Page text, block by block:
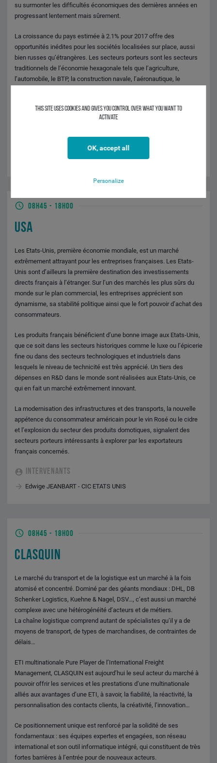
su surmonter les difficultés économiques des dernières années en
progressant lentement mais sûrement.
La croissance du pays estimée à 2.1% pour 2017 offre des
opportunités inédites pour les sociétés localisées sur place, aussi
bien russes qu’étrangères. Les secteurs porteurs sont les secteurs
traditionnels de l’économie hexagonale tels que l’agriculture,
l’automobile, le BTP, la construction navale, l’aéronautique, le
Les sociétés françaises sont les premières à avoir tiré profit de cette
situation en faisant progresser les échanges économiques et
08H45 - 18H00
USA
Les Etats-Unis, première économie mondiale, est un marché
extrêmement attrayant pour les entreprises françaises. Les Etats-
Unis sont d’ailleurs la première destination des investissements
directs français à l’étranger. Sur l’un des marchés les plus sûrs du
monde sur le plan commercial, les entreprises apprécient son
dynamisme, sa stabilité politique ainsi que le fort pouvoir d’achat des
consommateurs.
Les produits français bénéficient d’une bonne image aux Etats-Unis,
que ce soit dans les secteurs historiques comme le luxe ou l’épicerie
fine ou dans des secteurs technologiques et industriels dans
lesquels le niveau de technicité est très apprécié. Un tiers des
dépenses en R&D dans le monde sont réalisées aux Etats-Unis, ce
qui en fait un marché extrêmement innovant.
La modernisation des infrastructures et des transports, la nouvelle
appétence du consommateur américain pour le vin Rosé ou le cidre
et l’explosion du secteur des produits domotiques, signalent des
secteurs porteurs intéressants à explorer par les exportateurs
français concernés.
INTERVENANTS
Edwige JEANBART - CIC ETATS UNIS
08H45 - 18H00
CLASQUIN
Le marché du transport et de la logistique est un marché à la fois
atomisé et concentré. Dominé par des géants mondiaux : DHL, DB
Schenker Logistics, Kuehne & Nagel, DSV…, c’est aussi un marché
complexe avec une hétérogénéité d’acteurs et de métiers.
La chaîne logistique comprend autant de spécialistes qu’il y a de
moyens de transport, de types de marchandises, de contraintes de
délais…
ETI multinationale Pure Player de l’International Freight
Management, CLASQUIN est aujourd’hui le seul acteur du marché à
pouvoir offrir les services et les prestations d’une multinationale
alliés aux avantages d’une ETI, à savoir, la fiabilité, la réactivité, la
personnalisation des contacts clients, la créativité, l’innovation…
Ce positionnement unique est renforcé par la solidité de ses
fondamentaux : ses équipes expertes et engagées, son réseau
international et son outil informatique intégré, qui constituent de très
fortes barrières à l’entrée pour de nouveaux acteurs.
This site uses cookies and gives you control over what you want to
activate
OK, accept all
Personalize